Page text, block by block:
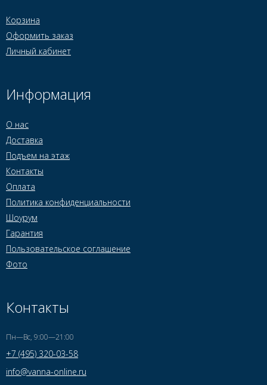
Корзина
Оформить заказ
Личный кабинет
Информация
О нас
Доставка
Подъем на этаж
Контакты
Оплата
Политика конфиденциальности
Шоурум
Гарантия
Пользовательское соглашение
Фото
Контакты
Пн—Вс, 9:00—21:00
+7 (495) 320-03-58
info@vanna-online.ru